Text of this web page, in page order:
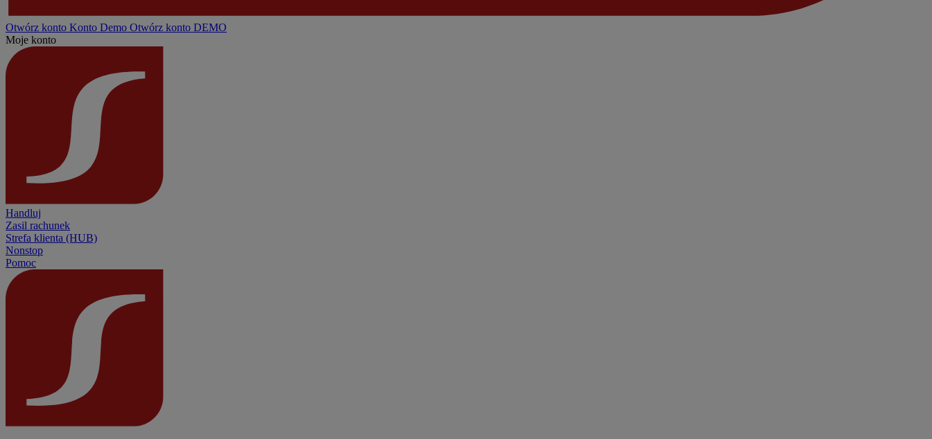
Otwórz konto Konto Demo Otwórz konto DEMO
Moje konto
Handluj
Zasil rachunek
Strefa klienta (HUB)
Nonstop
Pomoc